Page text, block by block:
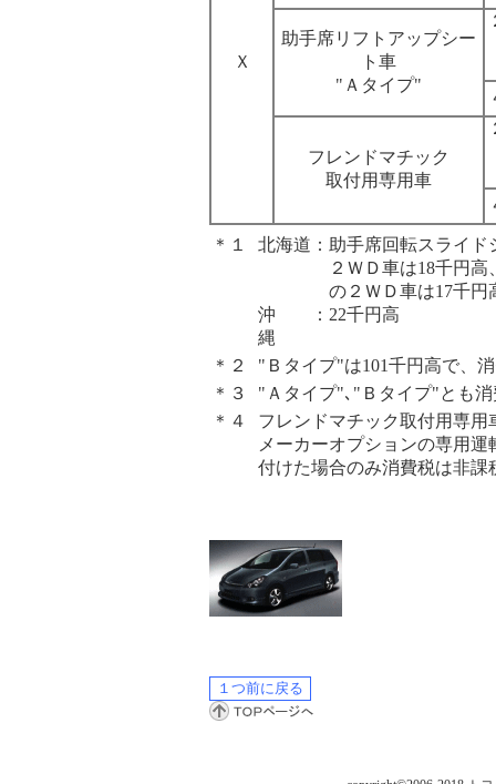
Ｘ
助手席リフトアップシー
ト車
"Ａタイプ"
フレンドマチック
取付用専用車
＊１ 北海道 ： 助手席回転スライ
２ＷＤ車は18千円
の２ＷＤ車は17千円
沖
縄
： 22千円高
＊２
"Ｂタイプ"は101千円高で、
＊３
"Ａタイプ"､"Ｂタイプ"とも
＊４
フレンドマチック取付用専
メーカーオプションの専用
付けた場合のみ消費税は非課